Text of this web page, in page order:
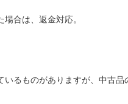
合は、返金対応。
いるものがありますが、中古